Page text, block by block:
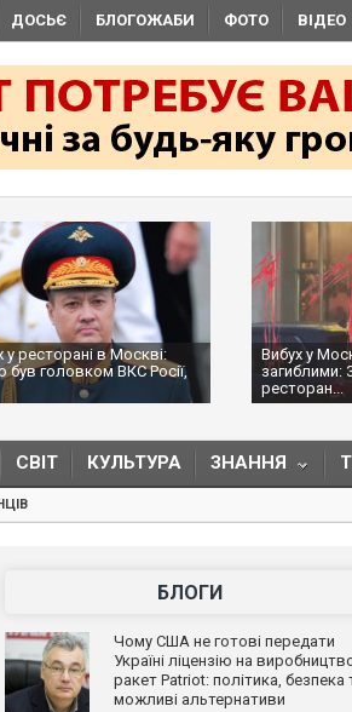
ДОСЬЄ БЛОГОЖАБИ ФОТО ВІДЕО
у ресторані в Москві:
був головком ВКС Росії,
Вибух у
загиблими:
ресторан...
СВІТ КУЛЬТУРА ЗНАННЯ
БЛОГИ
Чому США не готові передати
Україні ліцензію на
ракет Patriot: політика, безпека
можливі альтернативи